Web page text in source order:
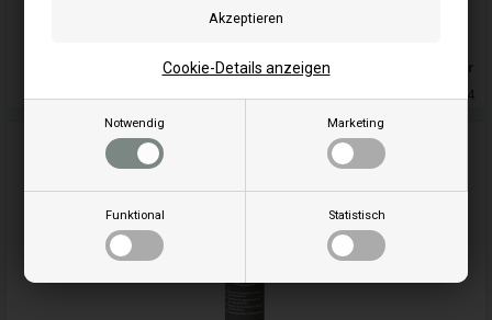
Notwendig Marketing
Funktional Statistisch
Cookie-Details anzeigen
In den warenkorb
Auf lager
Lieferung 2-4